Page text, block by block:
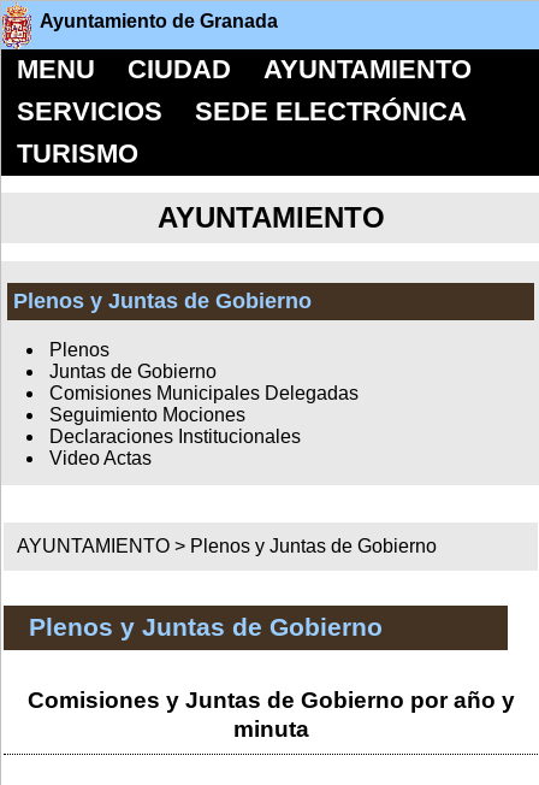
Ayuntamiento de Granada
MENU CIUDAD
AYUNTAMIENTO
SERVICIOS
SEDE ELECTRÓNICA
TURISMO
AYUNTAMIENTO
Plenos y Juntas de Gobierno
Plenos
Juntas de Gobierno
Comisiones Municipales Delegadas
Seguimiento Mociones
Declaraciones Institucionales
Video Actas
AYUNTAMIENTO > Plenos y Juntas de Gobierno
Plenos y Juntas de Gobierno
Comisiones y Juntas de Gobierno por año y
minuta